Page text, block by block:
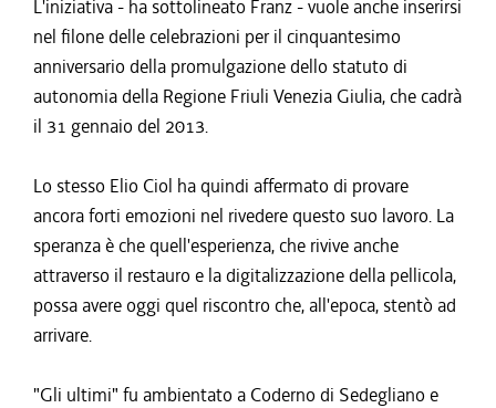
L'iniziativa - ha sottolineato Franz - vuole anche inserirsi
nel filone delle celebrazioni per il cinquantesimo
anniversario della promulgazione dello statuto di
autonomia della Regione Friuli Venezia Giulia, che cadrà
il 31 gennaio del 2013.
Lo stesso Elio Ciol ha quindi affermato di provare
ancora forti emozioni nel rivedere questo suo lavoro. La
speranza è che quell'esperienza, che rivive anche
attraverso il restauro e la digitalizzazione della pellicola,
possa avere oggi quel riscontro che, all'epoca, stentò ad
arrivare.
"Gli ultimi" fu ambientato a Coderno di Sedegliano e